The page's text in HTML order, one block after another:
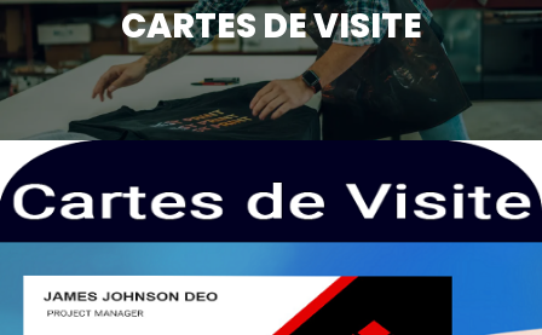
CARTES DE VISITE